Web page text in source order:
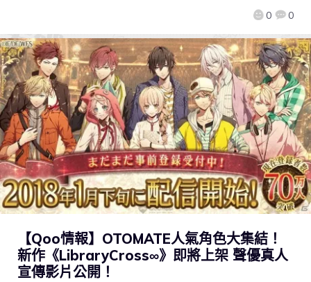
0 0
【Qoo情報】OTOMATE人氣角色大集結！
新作《LibraryCross∞》即將上架 聲優真人
宣傳影片公開！